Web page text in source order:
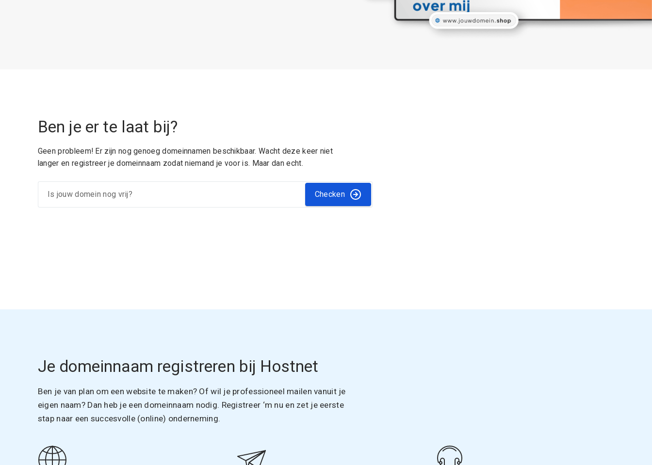
Ben je er te laat bij?
Geen probleem! Er zijn nog genoeg domeinnamen beschikbaar. Wacht deze keer niet
langer en registreer je domeinnaam zodat niemand je voor is. Maar dan echt.
Checken
Je domeinnaam registreren bij Hostnet
Ben je van plan om een website te maken? Of wil je professioneel mailen vanuit je
eigen naam? Dan heb je een domeinnaam nodig. Registreer ‘m nu en zet je eerste
stap naar een succesvolle (online) onderneming.